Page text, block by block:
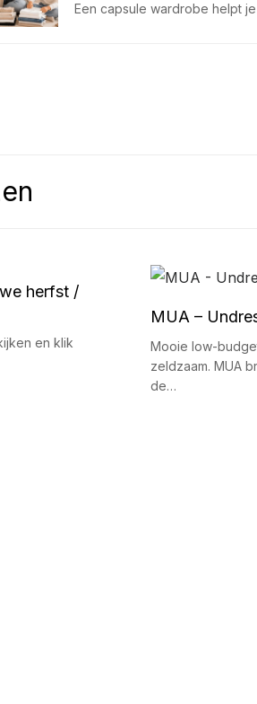
Een capsule wardrobe helpt
herfst /
en klik
MUA –
Mooie low-
zeldzaam. MUA
de…